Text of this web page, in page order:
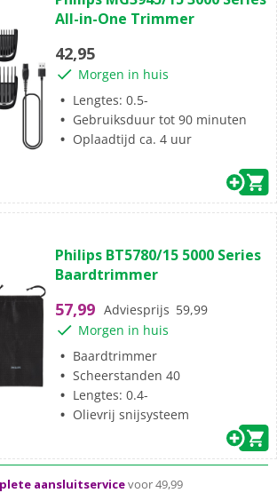
de
sterren.
99
beoordelingen
All-in-One Trimmer
42,95
Morgen in huis
Lengtes: 0.5-
Gebruiksduur tot 90 minuten
Oplaadtijd ca. 4 uur
van
de
sterren.
33
beoordelingen
Philips BT5780/15 5000 Series
Baardtrimmer
57,99 Adviesprijs 59,99
Morgen in huis
Baardtrimmer
Scheerstanden 40
Lengtes: 0.4-
Olievrij snijsysteem
gratisthuisbezorgd vanaf 50,-
aansluitservicevoor 49,99